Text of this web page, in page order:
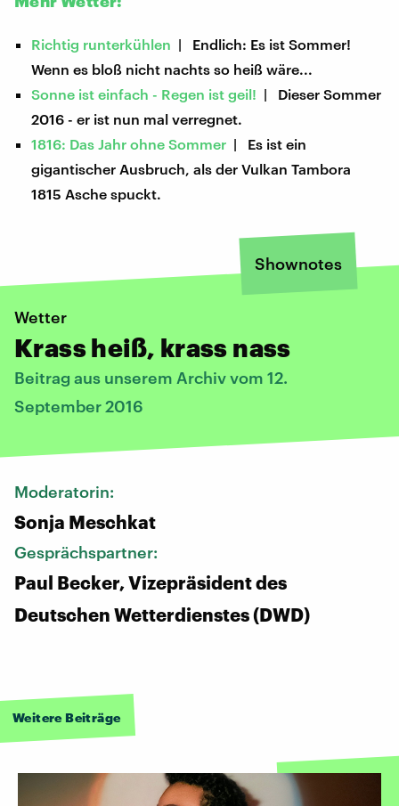
Richtig runterkühlen | Endlich: Es ist Sommer!
Wenn es bloß nicht nachts so heiß wäre...
Sonne ist einfach - Regen ist geil! | Dieser Sommer
2016 - er ist nun mal verregnet.
1816: Das Jahr ohne Sommer | Es ist ein
gigantischer Ausbruch, als der Vulkan Tambora
1815 Asche spuckt.
Shownotes
Wetter
Krass heiß, krass nass
Beitrag aus unserem Archiv vom 12.
September 2016
Moderatorin:
Sonja Meschkat
Gesprächspartner:
Paul Becker, Vizepräsident des
Deutschen Wetterdienstes (DWD)
Weitere Beiträge